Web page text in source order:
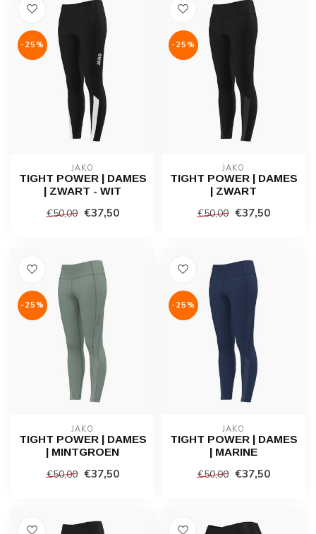
-25%
JAKO
TIGHT POWER | DAMES
| ZWART - WIT
€50,00 €37,50
-25%
JAKO
TIGHT POWER | DAMES
| ZWART
€50,00 €37,50
-25%
JAKO
TIGHT POWER | DAMES
| MINTGROEN
€50,00 €37,50
-25%
JAKO
TIGHT POWER | DAMES
| MARINE
€50,00 €37,50